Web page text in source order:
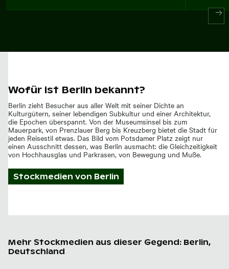
Wofür ist Berlin bekannt?
Berlin zieht Besucher aus aller Welt mit seiner Dichte an
Kulturgütern, seiner lebendigen Subkultur und einer Architektur,
die Epochen überspannt. Von der Museumsinsel bis zum
Mauerpark, von Prenzlauer Berg bis Kreuzberg bietet die Stadt für
jeden Reisestil etwas. Das Bild vom Potsdamer Platz zeigt nur
einen Ausschnitt dessen, was Berlin ausmacht: die Gleichzeitigkeit
von Hochhausglas und Parkrasen, von Bewegung und Muße.
Stockmedien von Berlin
Mehr Stockmedien aus dieser Gegend: Berlin,
Deutschland